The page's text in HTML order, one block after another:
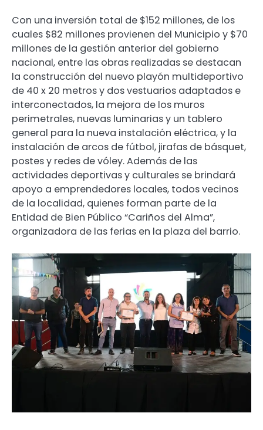
Con una inversión total de $152 millones, de los
cuales $82 millones provienen del Municipio y $70
millones de la gestión anterior del gobierno
nacional, entre las obras realizadas se destacan
la construcción del nuevo playón multideportivo
de 40 x 20 metros y dos vestuarios adaptados e
interconectados, la mejora de los muros
perimetrales, nuevas luminarias y un tablero
general para la nueva instalación eléctrica, y la
instalación de arcos de fútbol, jirafas de básquet,
postes y redes de vóley. Además de las
actividades deportivas y culturales se brindará
apoyo a emprendedores locales, todos vecinos
de la localidad, quienes forman parte de la
Entidad de Bien Público “Cariños del Alma”,
organizadora de las ferias en la plaza del barrio.